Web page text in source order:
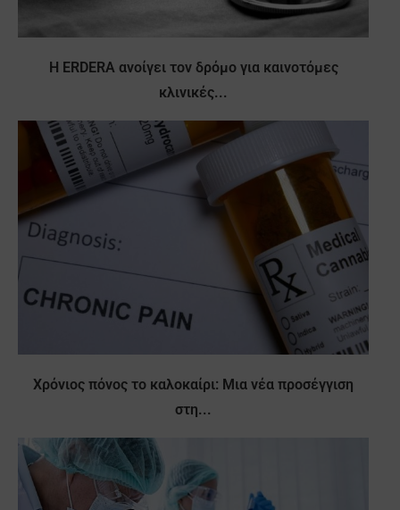
Η ERDERA ανοίγει τον δρόμο για καινοτόμες
κλινικές...
Χρόνιος πόνος το καλοκαίρι: Μια νέα προσέγγιση
στη...